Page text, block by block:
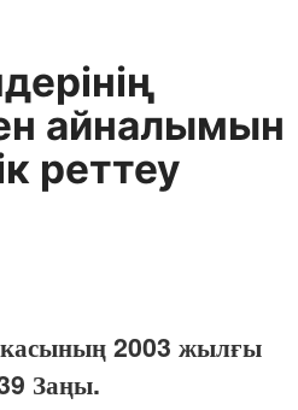
айналымын
реттеу
2003 жылғы
Заңы.